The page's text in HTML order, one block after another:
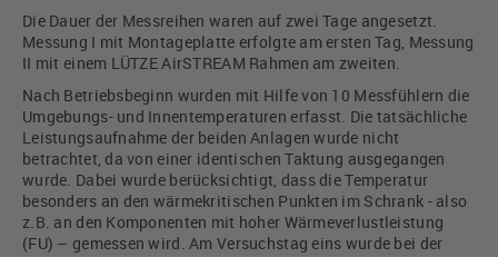
Die Dauer der Messreihen waren auf zwei Tage angesetzt.
Messung I mit Montageplatte erfolgte am ersten Tag, Messung
II mit einem LÜTZE AirSTREAM Rahmen am zweiten.
Nach Betriebsbeginn wurden mit Hilfe von 10 Messfühlern die
Umgebungs- und Innentemperaturen erfasst. Die tatsächliche
Leistungsaufnahme der beiden Anlagen wurde nicht
betrachtet, da von einer identischen Taktung ausgegangen
wurde. Dabei wurde berücksichtigt, dass die Temperatur
besonders an den wärmekritischen Punkten im Schrank - also
z.B. an den Komponenten mit hoher Wärmeverlustleistung
(FU) – gemessen wird. Am Versuchstag eins wurde bei der